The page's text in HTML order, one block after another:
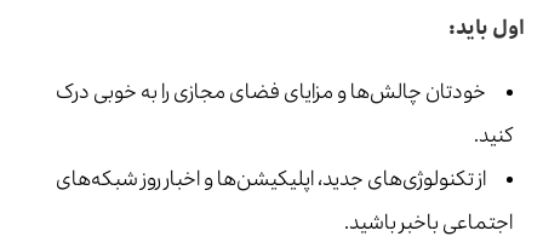
اول باید:
خودتان چالش‌ها و مزایای فضای مجازی را به خوبی درک
کنید.
از تکنولوژی‌های جدید، اپلیکیشن‌ها و اخبار روز شبکه‌‌های
اجتماعی باخبر باشید.